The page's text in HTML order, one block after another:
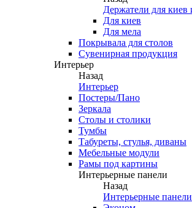
Держатели для киев
Для киев
Для мела
Покрывала для столов
Сувенирная продукция
Интерьер
Назад
Интерьер
Постеры/Пано
Зеркала
Столы и столики
Тумбы
Табуреты, стулья, диваны
Мебельные модули
Рамы под картины
Интерьерные панели
Назад
Интерьерные панели